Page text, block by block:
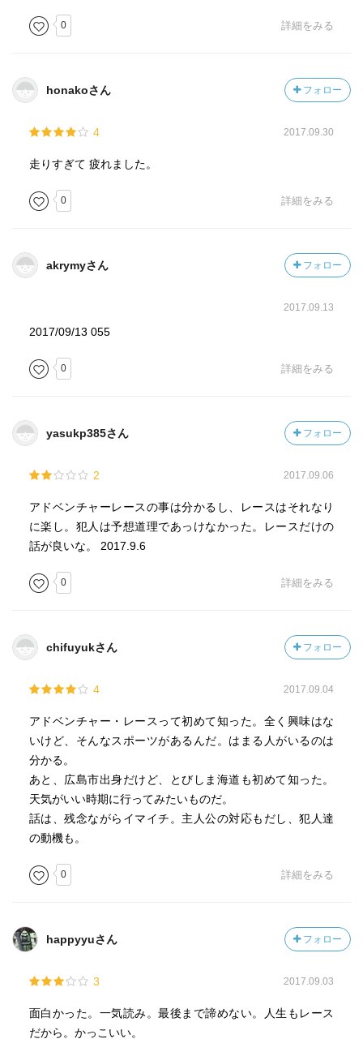
0 詳細をみる
honakoさん フォロー
4 2017.09.30
走りすぎて 疲れました。
0 詳細をみる
akrymyさん フォロー
2017.09.13
2017/09/13 055
0 詳細をみる
yasukp385さん フォロー
2 2017.09.06
アドベンチャーレースの事は分かるし、レースはそれなり
に楽し。犯人は予想道理であっけなかった。レースだけの
話が良いな。 2017.9.6
0 詳細をみる
chifuyukさん フォロー
4 2017.09.04
アドベンチャー・レースって初めて知った。全く興味はな
いけど、そんなスポーツがあるんだ。はまる人がいるのは
分かる。
あと、広島市出身だけど、とびしま海道も初めて知った。
天気がいい時期に行ってみたいものだ。
話は、残念ながらイマイチ。主人公の対応もだし、犯人達
の動機も。
0 詳細をみる
happyyuさん フォロー
3 2017.09.03
面白かった。一気読み。最後まで諦めない。人生もレース
だから。かっこいい。